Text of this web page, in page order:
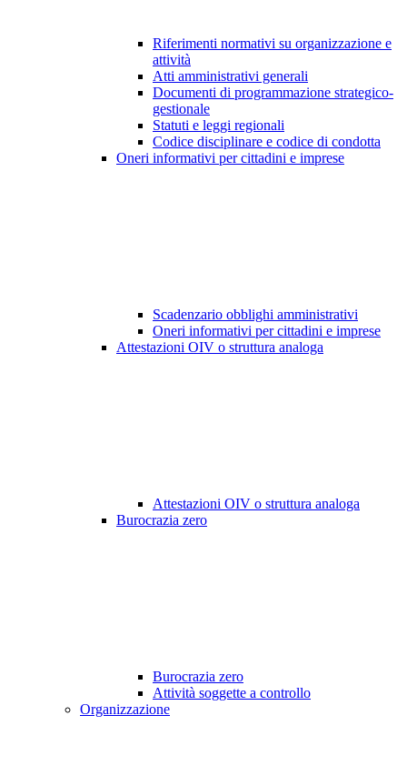
Riferimenti normativi su organizzazione e
attività
Atti amministrativi generali
Documenti di programmazione strategico-
gestionale
Statuti e leggi regionali
Codice disciplinare e codice di condotta
Oneri informativi per cittadini e imprese
Scadenzario obblighi amministrativi
Oneri informativi per cittadini e imprese
Attestazioni OIV o struttura analoga
Attestazioni OIV o struttura analoga
Burocrazia zero
Burocrazia zero
Attività soggette a controllo
Organizzazione